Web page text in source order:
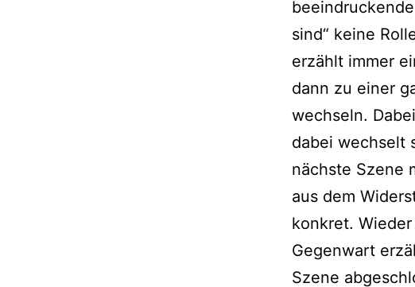
sind“ keine
erzählt immer
dann zu einer
wechseln.
dabei wechselt
nächste Szene
aus dem
konkret.
Gegenwart
Szene